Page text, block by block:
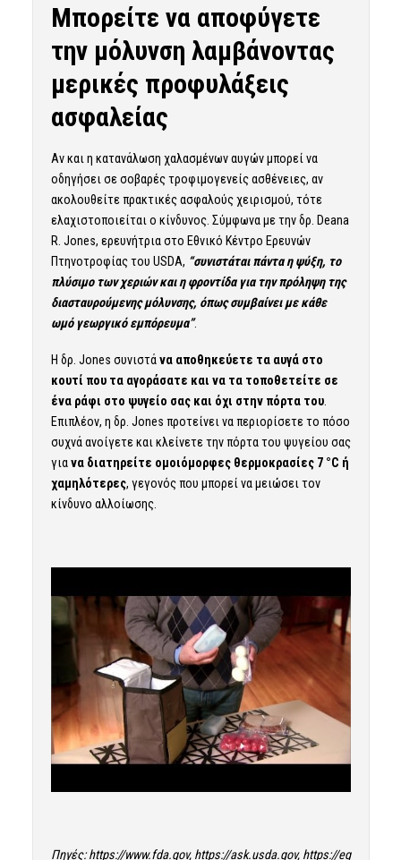
Μπορείτε να αποφύγετε
την μόλυνση λαμβάνοντας
μερικές προφυλάξεις
ασφαλείας
Αν και η κατανάλωση χαλασμένων αυγών μπορεί να
οδηγήσει σε σοβαρές τροφιμογενείς ασθένειες, αν
ακολουθείτε πρακτικές ασφαλούς χειρισμού, τότε
ελαχιστοποιείται ο κίνδυνος. Σύμφωνα με την δρ. Deana
R. Jones, ερευνήτρια στο Εθνικό Κέντρο Ερευνών
Πτηνοτροφίας του USDA, “συνιστάται πάντα η ψύξη, το
πλύσιμο των χεριών και η φροντίδα για την πρόληψη της
διασταυρούμενης μόλυνσης, όπως συμβαίνει με κάθε
ωμό γεωργικό εμπόρευμα”.
Η δρ. Jones συνιστάνα αποθηκεύετε τα αυγά στο
κουτί που τα αγοράσατε και να τα τοποθετείτε σε
ένα ράφι στο ψυγείο σας και όχι στην πόρτα του.
Επιπλέον, η δρ. Jones προτείνει να περιορίσετε το πόσο
συχνά ανοίγετε και κλείνετε την πόρτα του ψυγείου σας
γιανα διατηρείτε ομοιόμορφες θερμοκρασίες 7 °C ή
χαμηλότερες, γεγονός που μπορεί να μειώσει τον
κίνδυνο αλλοίωσης.
Πηγές:https://www.fda.gov, https://ask.usda.gov, https://eg